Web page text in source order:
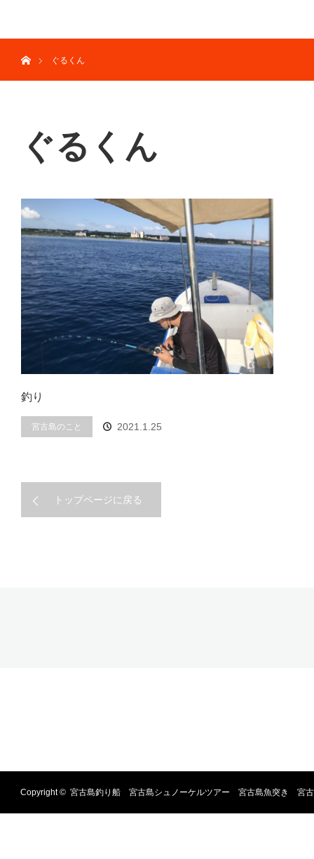
ぐるくん
ぐるくん
釣り
宮古島のこと 2021.1.25
トップページに戻る
Copyright © 宮古島釣り船 宮古島シュノーケルツアー 宮古島魚突き 宮古